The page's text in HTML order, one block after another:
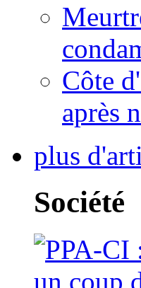
Côte
après
plus
Société